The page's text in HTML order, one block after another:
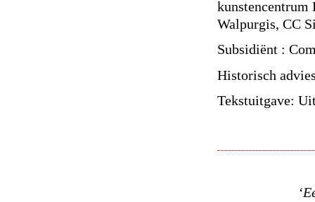
kunstencentrum
Walpurgis, CC
Subsidiënt :
Historisch
Tekstuitgave: